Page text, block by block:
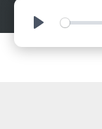
Play